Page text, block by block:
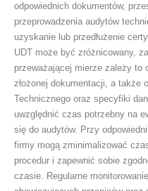
odpowiednich dokumentów,
przeprowadzenia audytów
uzyskanie lub przedłużenie
UDT może być zróżnicowany,
przeważającej mierze zależy to
złożonej dokumentacji, a także
Technicznego oraz specyfiki
uwzględnić czas potrzebny na
się do audytów. Przy
firmy mogą zminimalizować
procedur i zapewnić sobie
czasie. Regularne